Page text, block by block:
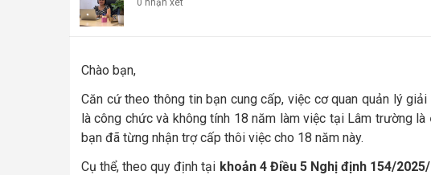
0 nhận xét
Chào bạn,
Căn cứ theo thông tin bạn cung cấp, việc cơ quan quản lý
là công chức và không tính 18 năm làm việc tại Lâm trường là
bạn đã từng nhận trợ cấp thôi việc cho 18 năm này.
Cụ thể, theo quy định tại khoản 4 Điều 5 Nghị định 154/